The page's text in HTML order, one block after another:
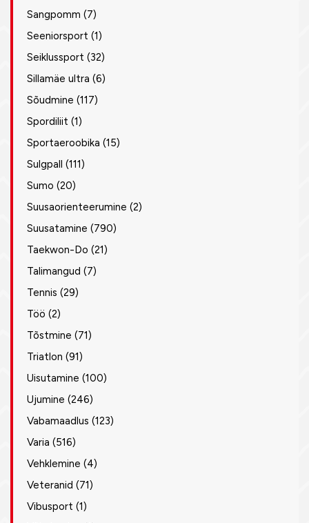
Sangpomm (7)
Seeniorsport (1)
Seiklussport (32)
Sillamäe ultra (6)
Sõudmine (117)
Spordiliit (1)
Sportaeroobika (15)
Sulgpall (111)
Sumo (20)
Suusaorienteerumine (2)
Suusatamine (790)
Taekwon-Do (21)
Talimangud (7)
Tennis (29)
Töö (2)
Tõstmine (71)
Triatlon (91)
Uisutamine (100)
Ujumine (246)
Vabamaadlus (123)
Varia (516)
Vehklemine (4)
Veteranid (71)
Vibusport (1)